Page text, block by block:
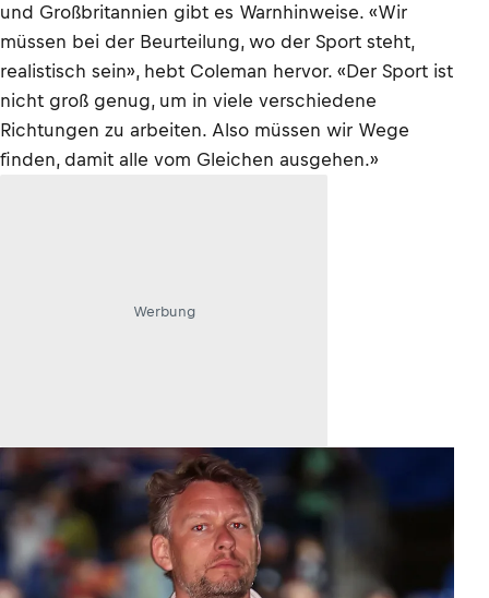
und Großbritannien gibt es Warnhinweise. «Wir
müssen bei der Beurteilung, wo der Sport steht,
realistisch sein», hebt Coleman hervor. «Der Sport ist
nicht groß genug, um in viele verschiedene
Richtungen zu arbeiten. Also müssen wir Wege
finden, damit alle vom Gleichen ausgehen.»
Werbung